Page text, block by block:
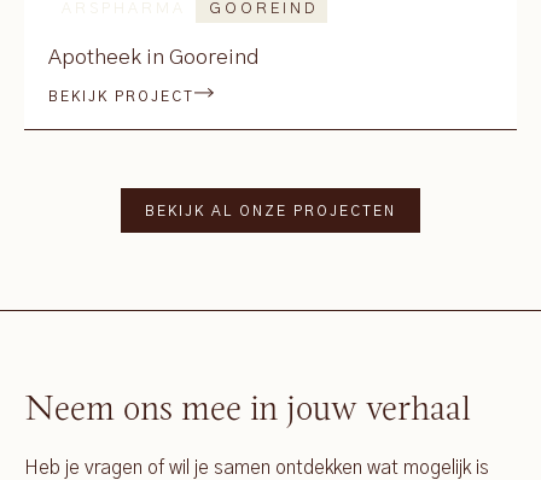
ARSPHARMA GOOREIND
Apotheek in Gooreind
BEKIJK PROJECT
BEKIJK AL ONZE PROJECTEN
Neem ons mee in jouw verhaal
Heb je vragen of wil je samen ontdekken wat mogelijk is